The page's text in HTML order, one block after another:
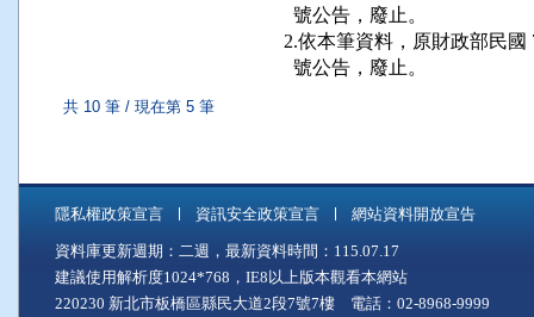
  號公告，廢止。
2.依本筆資料，原財政部民國
  號公告，廢止。
共 10 筆 / 現在第 5 筆
隱私權政策宣言 資訊安全政策宣言 網站資料開放宣告
資料庫更新週期：二週，最新資料時間：115.07.17
建議使用解析度1024*768，IE8以上版本觀看本網站
220230 新北市板橋區縣民大道2段7號7樓 電話：02-8968-9999